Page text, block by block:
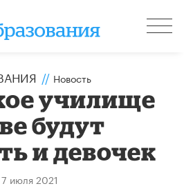
// Новость
училище
будут
и девочек
7 июля 2021